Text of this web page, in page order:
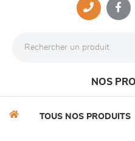
NOS
TOUS NOS PRODUITS